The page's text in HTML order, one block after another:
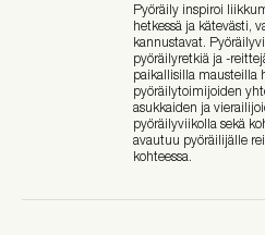
Pyöräily inspiroi
hetkessä ja kätevästi,
kannustavat.
pyöräilyretkiä ja -
paikallisilla mausteilla
pyöräilytoimijoiden
asukkaiden ja
pyöräilyviikolla sekä
avautuu pyöräilijälle
kohteessa.